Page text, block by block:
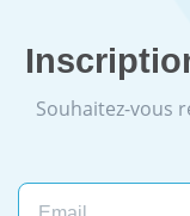
Souhaitez-vous
Email